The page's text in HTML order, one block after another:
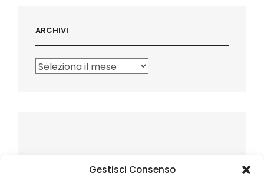
Gestisci Consenso
ARCHIVI
Archivi